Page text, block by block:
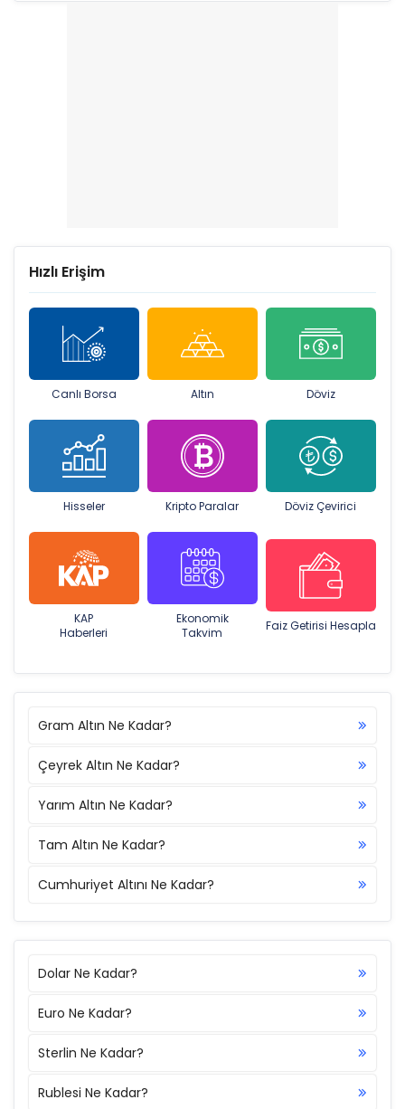
Hızlı Erişim
Canlı Borsa Altın Döviz
Hisseler Kripto Paralar Döviz Çevirici
KAP
Haberleri
Ekonomik
Takvim
Faiz Getirisi Hesapla
Gram Altın Ne Kadar?
Çeyrek Altın Ne Kadar?
Yarım Altın Ne Kadar?
Tam Altın Ne Kadar?
Cumhuriyet Altını Ne Kadar?
Dolar Ne Kadar?
Euro Ne Kadar?
Sterlin Ne Kadar?
Rublesi Ne Kadar?